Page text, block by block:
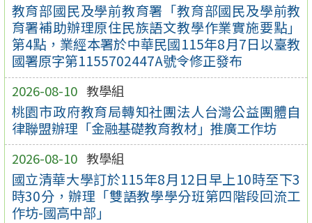
教育部國民及學前教育署「教育部國民及學前教
育署補助辦理原住民族語文教學作業實施要點」
第4點，業經本署於中華民國115年8月7日以臺教
國署原字第1155702447A號令修正發布
2026-08-10 教學組
桃園市政府教育局轉知社團法人台灣公益團體自
律聯盟辦理「金融基礎教育教材」推廣工作坊
2026-08-10 教學組
國立清華大學訂於115年8月12日早上10時至下3
時30分，辦理「雙語教學學分班第四階段回流工
作坊-國高中部」